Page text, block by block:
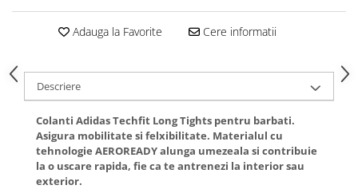
Adauga la Favorite Cere informatii
Descriere
Colanti Adidas Techfit Long Tights pentru barbati.
Asigura mobilitate si felxibilitate. Materialul cu
tehnologie AEROREADY alunga umezeala si contribuie
la o uscare rapida, fie ca te antrenezi la interior sau
exterior.